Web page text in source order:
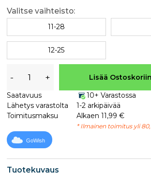
Tuotekuvaus
Valitse vaihteisto:
11-28
12-25
- + Lisää Ostoskoriin
Saatavuus
10+ Varastossa
Lähetys varastolta
1-2 arkipäivää
Toimitusmaksu
Alkaen 11,99 €
* Ilmainen toimitus yli
GoWish